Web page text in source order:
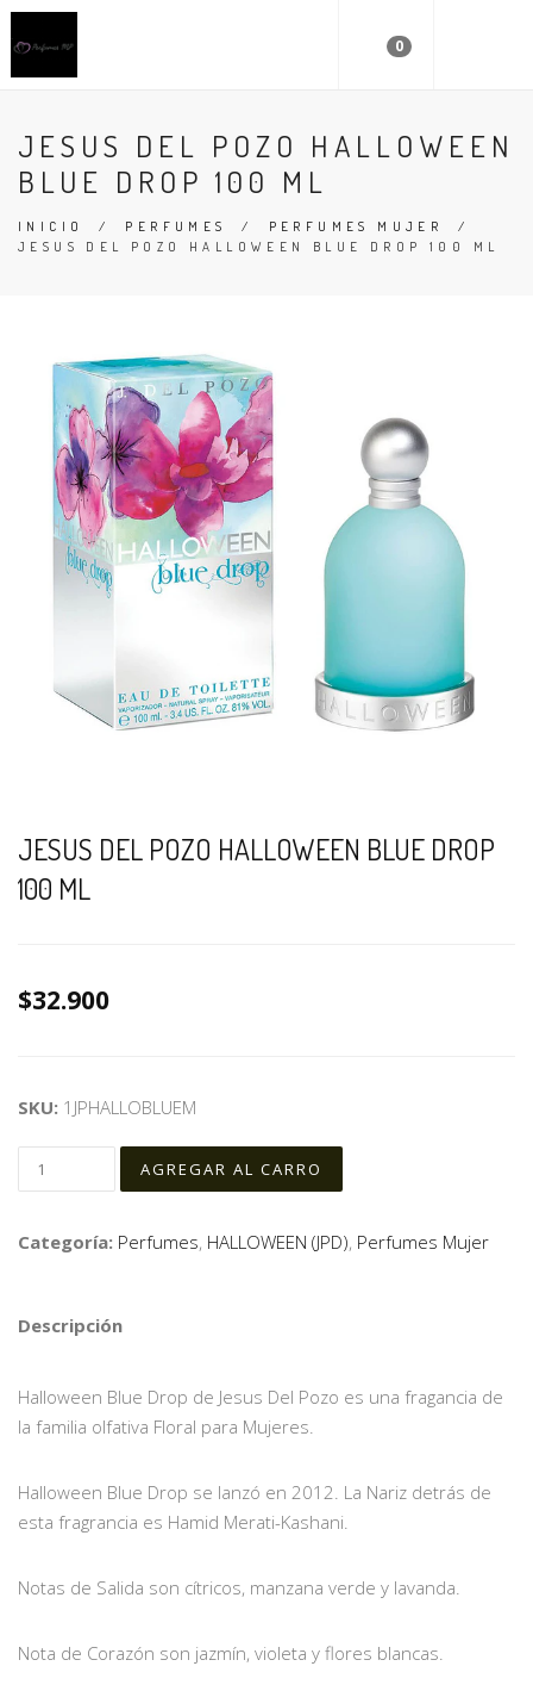
0
JESUS DEL POZO HALLOWEEN
BLUE DROP 100 ML
INICIO / PERFUMES / PERFUMES MUJER
/
JESUS DEL POZO HALLOWEEN BLUE DROP 100 ML
JESUS DEL POZO HALLOWEEN BLUE DROP
100 ML
$32.900
SKU: 1JPHALLOBLUEM
Categoría: Perfumes, HALLOWEEN (JPD), Perfumes Mujer
Descripción
Halloween Blue Drop de Jesus Del Pozo es una fragancia de
la familia olfativa Floral para Mujeres.
Halloween Blue Drop se lanzó en 2012. La Nariz detrás de
esta fragrancia es Hamid Merati-Kashani.
Notas de Salida son cítricos, manzana verde y lavanda.
Nota de Corazón son jazmín, violeta y flores blancas.